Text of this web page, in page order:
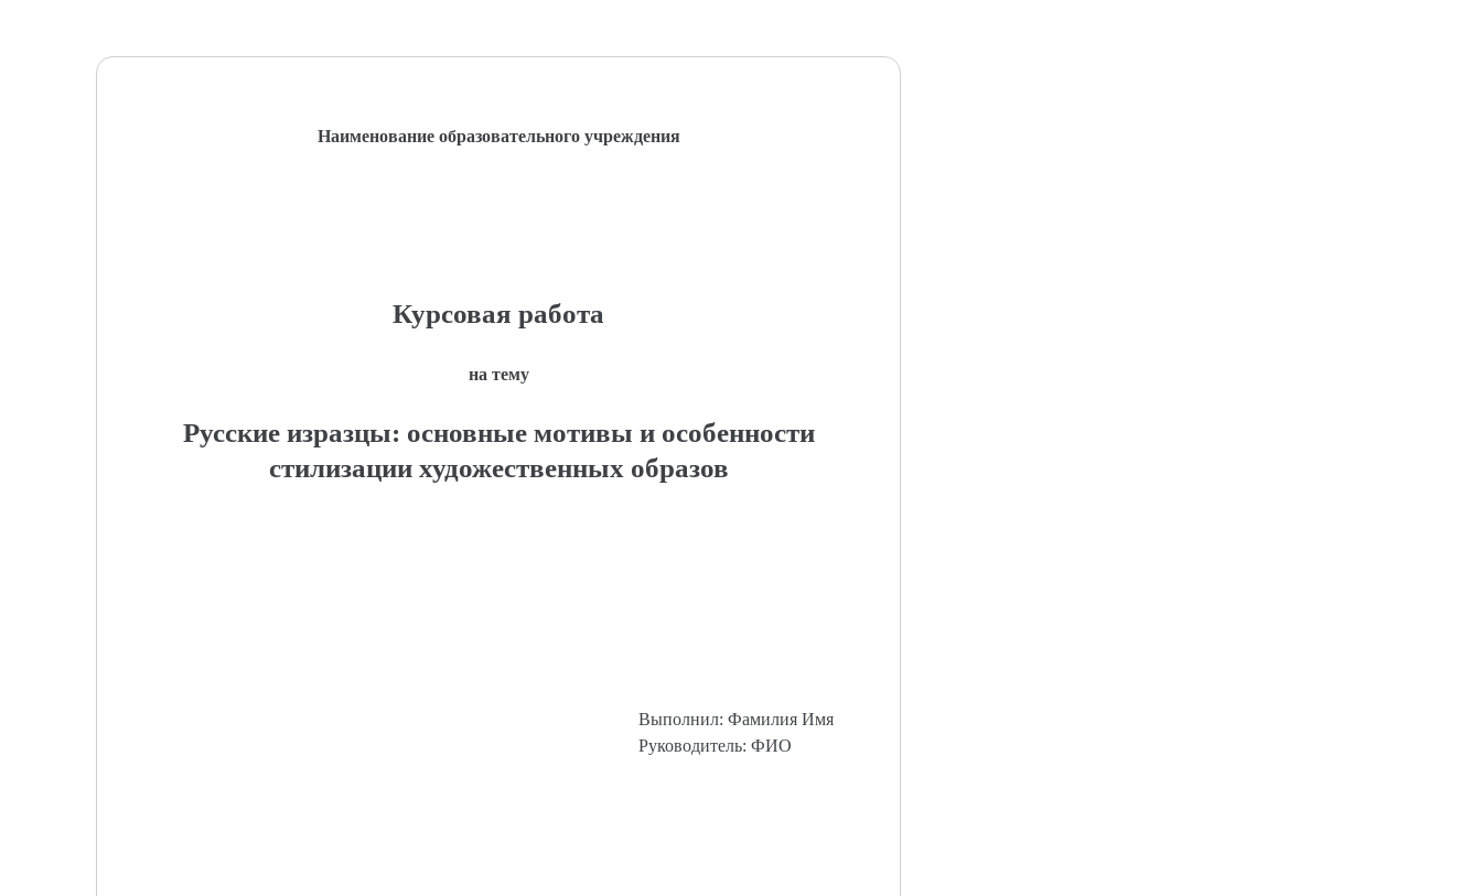
Наименование образовательного учреждения
Курсовая работа
на тему
Русские изразцы: основные мотивы и особенности
стилизации художественных образов
Выполнил: Фамилия Имя
Руководитель: ФИО